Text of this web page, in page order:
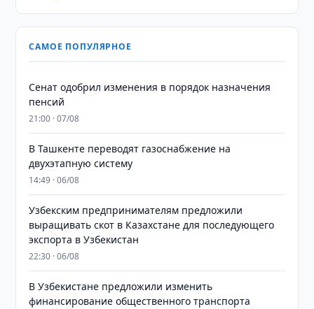
САМОЕ ПОПУЛЯРНОЕ
Сенат одобрил изменения в порядок назначения
пенсий
21:00 · 07/08
В Ташкенте переводят газоснабжение на
двухэтапную систему
14:49 · 06/08
Узбекским предпринимателям предложили
выращивать скот в Казахстане для последующего
экспорта в Узбекистан
22:30 · 06/08
В Узбекистане предложили изменить
финансирование общественного транспорта